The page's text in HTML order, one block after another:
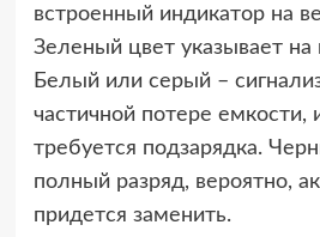
встроенный индикатор на
Зеленый цвет указывает на
Белый или серый –
частичной потере емкости,
требуется подзарядка.
полный разряд, вероятно,
придется заменить.